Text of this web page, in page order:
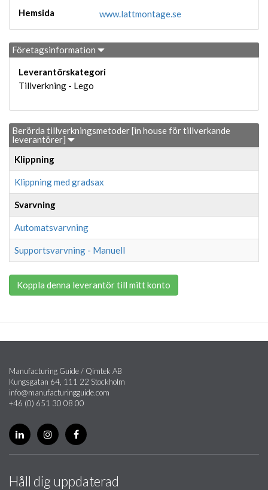
Hemsida
www.lattmontage.se
Företagsinformation
Leverantörskategori
Tillverkning - Lego
Berörda tillverkningsmetoder [in house för tillverkande
leverantörer]
Klippning
Klippning med gradsax
Svarvning
Automatsvarvning
Supportsvarvning - Manuell
Koppla denna leverantör till mitt konto
Manufacturing Guide / Qimtek AB
Kungsgatan 64, 111 22 Stockholm
info@manufacturingguide.com
+46 (0) 651 30 08 00
Håll dig uppdaterad